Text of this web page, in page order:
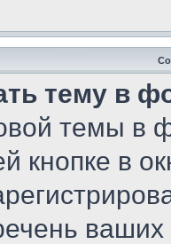
тему в
темы в
кнопке в
ваших